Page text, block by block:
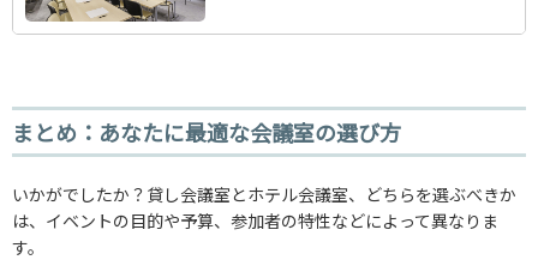
まとめ：あなたに最適な会議室の選び方
いかがでしたか？貸し会議室とホテル会議室、どちらを選ぶべきか
は、イベントの目的や予算、参加者の特性などによって異なりま
す。